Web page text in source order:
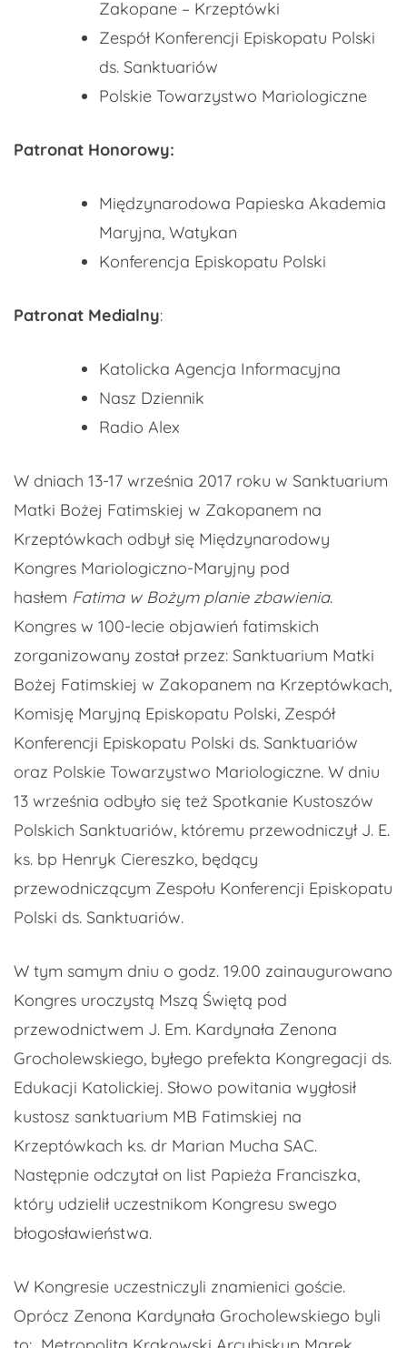
Zakopane – Krzeptówki
Zespół Konferencji Episkopatu Polski
ds. Sanktuariów
Polskie Towarzystwo Mariologiczne
Patronat Honorowy:
Międzynarodowa Papieska Akademia
Maryjna, Watykan
Konferencja Episkopatu Polski
Patronat Medialny:
Katolicka Agencja Informacyjna
Nasz Dziennik
Radio Alex
W dniach 13-17 września 2017 roku w Sanktuarium
Matki Bożej Fatimskiej w Zakopanem na
Krzeptówkach odbył się Międzynarodowy
Kongres Mariologiczno-Maryjny pod
hasłem Fatima w Bożym planie zbawienia.
Kongres w 100-lecie objawień fatimskich
zorganizowany został przez: Sanktuarium Matki
Bożej Fatimskiej w Zakopanem na Krzeptówkach,
Komisję Maryjną Episkopatu Polski, Zespół
Konferencji Episkopatu Polski ds. Sanktuariów
oraz Polskie Towarzystwo Mariologiczne. W dniu
13 września odbyło się też Spotkanie Kustoszów
Polskich Sanktuariów, któremu przewodniczył J. E.
ks. bp Henryk Ciereszko, będący
przewodniczącym Zespołu Konferencji Episkopatu
Polski ds. Sanktuariów.
W tym samym dniu o godz. 19.00 zainaugurowano
Kongres uroczystą Mszą Świętą pod
przewodnictwem J. Em. Kardynała Zenona
Grocholewskiego, byłego prefekta Kongregacji ds.
Edukacji Katolickiej. Słowo powitania wygłosił
kustosz sanktuarium MB Fatimskiej na
Krzeptówkach ks. dr Marian Mucha SAC.
Następnie odczytał on list Papieża Franciszka,
który udzielił uczestnikom Kongresu swego
błogosławieństwa.
W Kongresie uczestniczyli znamienici goście.
Oprócz Zenona Kardynała Grocholewskiego byli